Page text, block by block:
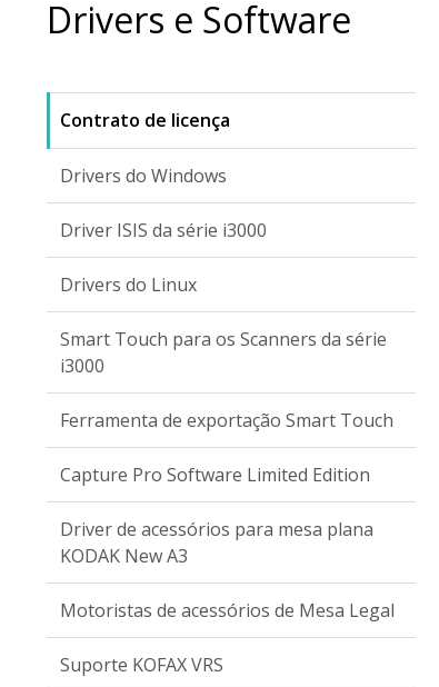
Drivers e Software
Contrato de licença
Drivers do Windows
Driver ISIS da série i3000
Drivers do Linux
Smart Touch para os Scanners da série
i3000
Ferramenta de exportação Smart Touch
Capture Pro Software Limited Edition
Driver de acessórios para mesa plana
KODAK New A3
Motoristas de acessórios de Mesa Legal
Suporte KOFAX VRS